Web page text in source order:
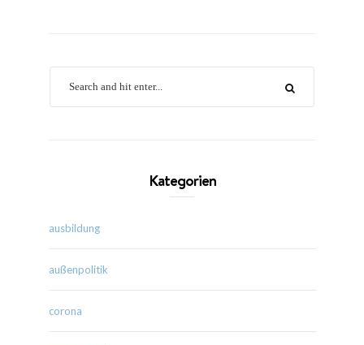
Kategorien
ausbildung
außenpolitik
corona